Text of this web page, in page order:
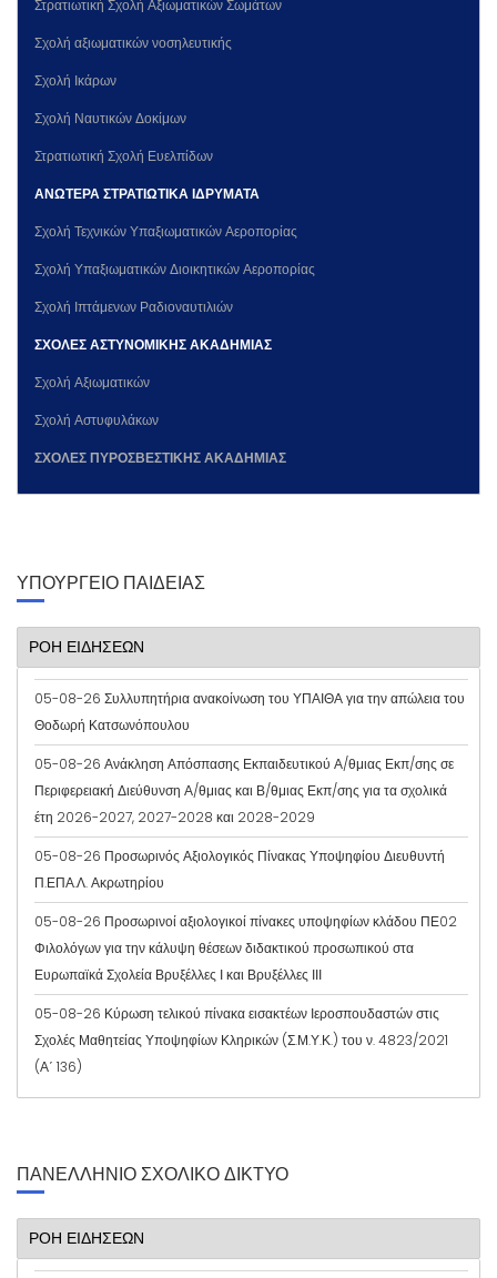
Στρατιωτική Σχολή Αξιωματικών Σωμάτων
Σχολή αξιωματικών νοσηλευτικής
Σχολή Ικάρων
Σχολή Ναυτικών Δοκίμων
Στρατιωτική Σχολή Ευελπίδων
ΑΝΩΤΕΡΑ ΣΤΡΑΤΙΩΤΙΚΑ ΙΔΡΥΜΑΤΑ
Σχολή Τεχνικών Υπαξιωματικών Αεροπορίας
Σχολή Υπαξιωματικών Διοικητικών Αεροπορίας
Σχολή Ιπτάμενων Ραδιοναυτιλιών
ΣΧΟΛΕΣ ΑΣΤΥΝΟΜΙΚΗΣ ΑΚΑΔΗΜΙΑΣ
Σχολή Αξιωματικών
Σχολή Αστυφυλάκων
ΣΧΟΛΕΣ ΠΥΡΟΣΒΕΣΤΙΚΗΣ ΑΚΑΔΗΜΙΑΣ
ΥΠΟΥΡΓΕΙΟ ΠΑΙΔΕΙΑΣ
ΡΟΗ ΕΙΔΗΣΕΩΝ
05-08-26 Συλλυπητήρια ανακοίνωση του ΥΠΑΙΘΑ για την απώλεια του
Θοδωρή Κατσωνόπουλου
05-08-26 Ανάκληση Απόσπασης Εκπαιδευτικού Α/θμιας Εκπ/σης σε
Περιφερειακή Διεύθυνση Α/θμιας και Β/θμιας Εκπ/σης για τα σχολικά
έτη 2026-2027, 2027-2028 και 2028-2029
05-08-26 Προσωρινός Αξιολογικός Πίνακας Υποψηφίου Διευθυντή
Π.ΕΠΑ.Λ. Ακρωτηρίου
05-08-26 Προσωρινοί αξιολογικοί πίνακες υποψηφίων κλάδου ΠΕ02
Φιλολόγων για την κάλυψη θέσεων διδακτικού προσωπικού στα
Ευρωπαϊκά Σχολεία Βρυξέλλες Ι και Βρυξέλλες ΙΙΙ
05-08-26 Κύρωση τελικού πίνακα εισακτέων Ιεροσπουδαστών στις
Σχολές Μαθητείας Υποψηφίων Κληρικών (Σ.Μ.Υ.Κ.) του ν. 4823/2021
(Α΄ 136)
ΠΑΝΕΛΛΉΝΙΟ ΣΧΟΛΙΚΌ ΔΊΚΤΥΟ
ΡΟΗ ΕΙΔΗΣΕΩΝ